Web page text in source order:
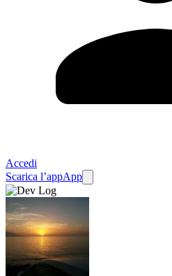
Accedi
Scarica l’appApp